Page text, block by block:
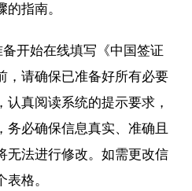
指南。
开始在线填写《中国签证
，请确保已准备好所有必要
真阅读系统的提示要求，
务必确保信息真实、准确且
无法进行修改。如需更改信
格。